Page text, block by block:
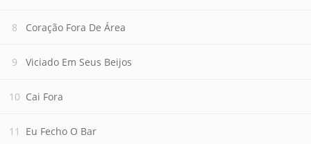
Coração Fora De Área
Viciado Em Seus Beijos
Cai Fora
Eu Fecho O Bar